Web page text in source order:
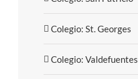
Colegio: St. Georges
Colegio: Valdefuentes